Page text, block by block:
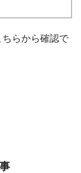
らから確認で